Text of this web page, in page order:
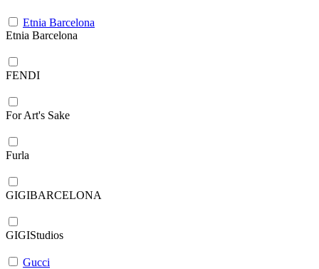
Etnia Barcelona
Etnia Barcelona
FENDI
For Art's Sake
Furla
GIGIBARCELONA
GIGIStudios
Gucci